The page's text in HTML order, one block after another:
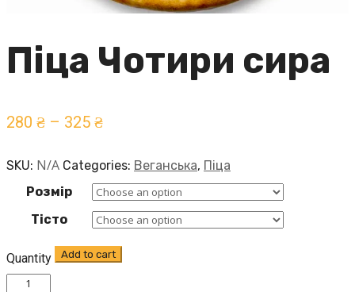
Піца Чотири сира
280 ₴ – 325 ₴
SKU: N/A Categories: Веганська, Піца
Розмір
Тісто
Quantity Add to cart